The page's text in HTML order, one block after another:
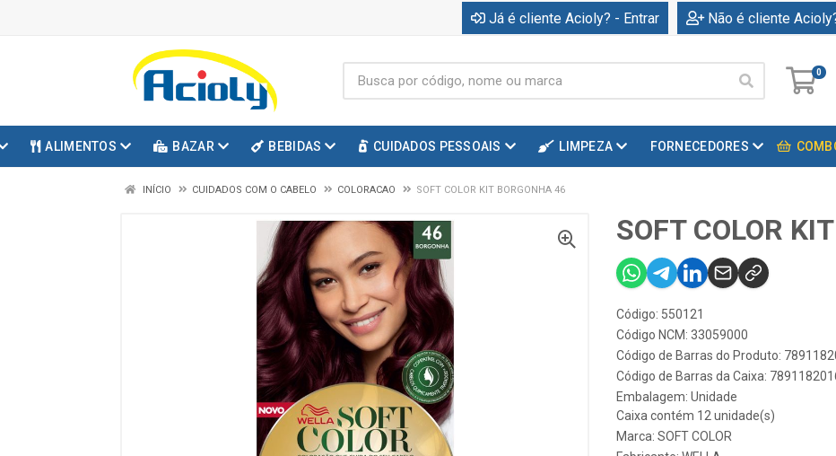
Já é cliente Acioly? - Entrar Não é cliente
0
ALIMENTOS BAZAR BEBIDAS CUIDADOS PESSOAIS LIMPEZA FORNECEDORES
INÍCIO CUIDADOS COM O CABELO COLORACAO SOFT COLOR KIT BORGONHA 46
SOFT COLOR
Código: 550121
Código NCM: 33059000
Código de Barras do Produto:
Código de Barras da Caixa:
Embalagem: Unidade
Caixa contém 12 unidade(s)
Marca: SOFT COLOR